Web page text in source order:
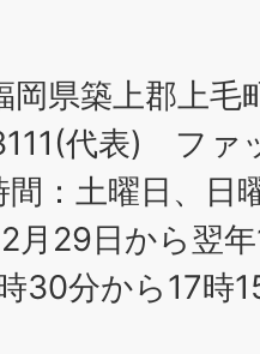
県築上郡上毛
代表) ファ
間：土曜日、日
月29日から翌
30分から17時